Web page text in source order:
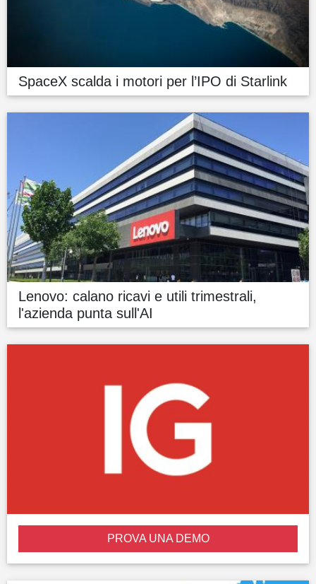
SpaceX scalda i motori per l’IPO di Starlink
Lenovo: calano ricavi e utili trimestrali,
l'azienda punta sull'AI
PROVA UNA DEMO